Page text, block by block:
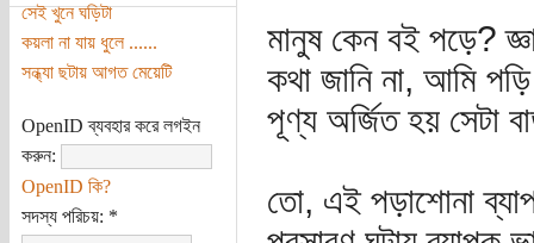
সেই খুনে ঘড়িটা
কয়লা না যায় ধুলে ......
সন্ধ্যা ছটায় আগত মেয়েটি
OpenID ব্যবহার করে লগইন
করুন:
OpenID কি?
সদস্য পরিচয়: *
মানুষ কেন বই পড়ে?
কথা জানি না, আমি
পূণ্য অর্জিত হয় সেটা
তো, এই পড়াশোনা